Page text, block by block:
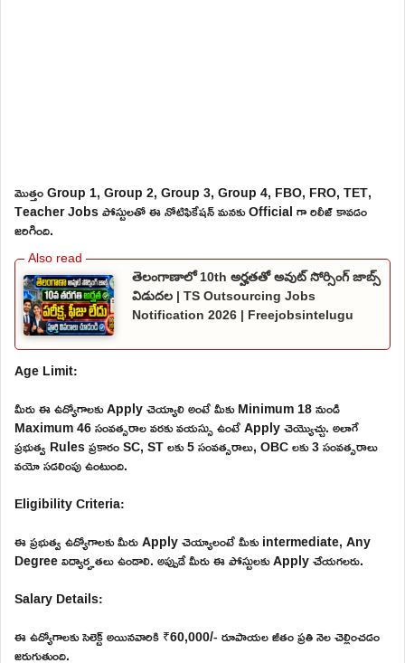
మొత్తం Group 1, Group 2, Group 3, Group 4, FBO, FRO, TET,
Teacher Jobs పోస్టులతో ఈ నోటిఫికేషన్ మనకు Official గా రిలీజ్ కావడం
జరిగింది.
తెలంగాణాలో 10th అర్హతతో అవుట్ సోర్సింగ్ జాబ్స్
విడుదల | TS Outsourcing Jobs
Notification 2026 | Freejobsintelugu
Age Limit:
మీరు ఈ ఉద్యోగాలకు Apply చెయ్యాలి అంటే మీకు Minimum 18 నుండి
Maximum 46 సంవత్సరాల వరకు వయస్సు ఉంటే Apply చెయ్యొచ్చు. అలాగే
ప్రభుత్వ Rules ప్రకారం SC, ST లకు 5 సంవత్సరాలు, OBC లకు 3 సంవత్సరాలు
వయో సడలింపు ఉంటుంది.
Eligibility Criteria:
ఈ ప్రభుత్వ ఉద్యోగాలకు మీరు Apply చెయ్యాలంటే మీకు intermediate, Any
Degree విద్యార్హతలు ఉండాలి. అప్పుడే మీరు ఈ పోస్టులకు Apply చేయగలరు.
Salary Details:
ఈ ఉద్యోగాలకు సెలెక్ట్ అయినవారికి ₹60,000/- రూపాయల జీతం ప్రతి నెల చెల్లించడం
జరుగుతుంది.